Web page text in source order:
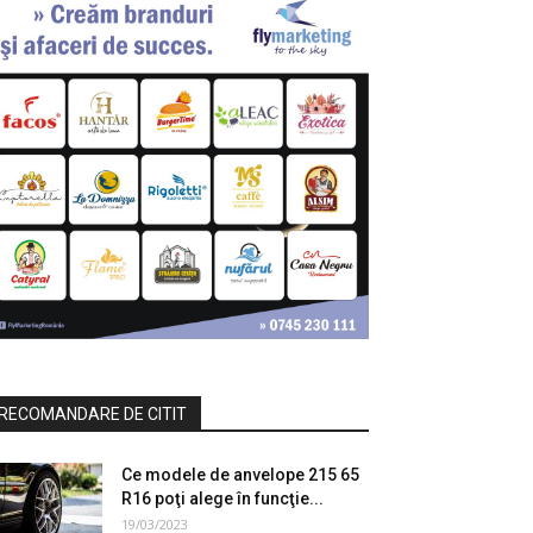
DE CITIT
Ce modele de anvelope 215 65
R16 poţi alege în funcţie...
19/03/2023